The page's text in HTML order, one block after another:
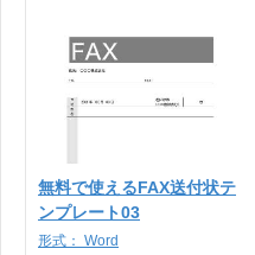
無料で使えるFAX送付状テ
ンプレート03
形式： Word